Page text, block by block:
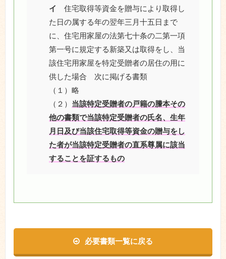
イ 住宅取得等資金を贈与により取得し
た日の属する年の翌年三月十五日まで
に、住宅用家屋の法第七十条の二第一項
第一号に規定する新築又は取得をし、当
該住宅用家屋を特定受贈者の居住の用に
供した場合 次に掲げる書類
（１）略
（２） 当該特定受贈者の戸籍の謄本その
他の書類で当該特定受贈者の氏名、生年
月日及び当該住宅取得等資金の贈与をし
た者が当該特定受贈者の直系尊属に該当
することを証するもの
必要書類一覧に戻る